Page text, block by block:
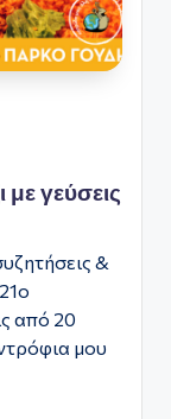
γεύσεις
&
από 20
μου